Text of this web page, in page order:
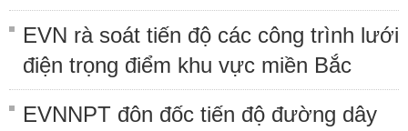
EVN rà soát tiến độ các công trình lưới
điện trọng điểm khu vực miền Bắc
EVNNPT đôn đốc tiến độ đường dây